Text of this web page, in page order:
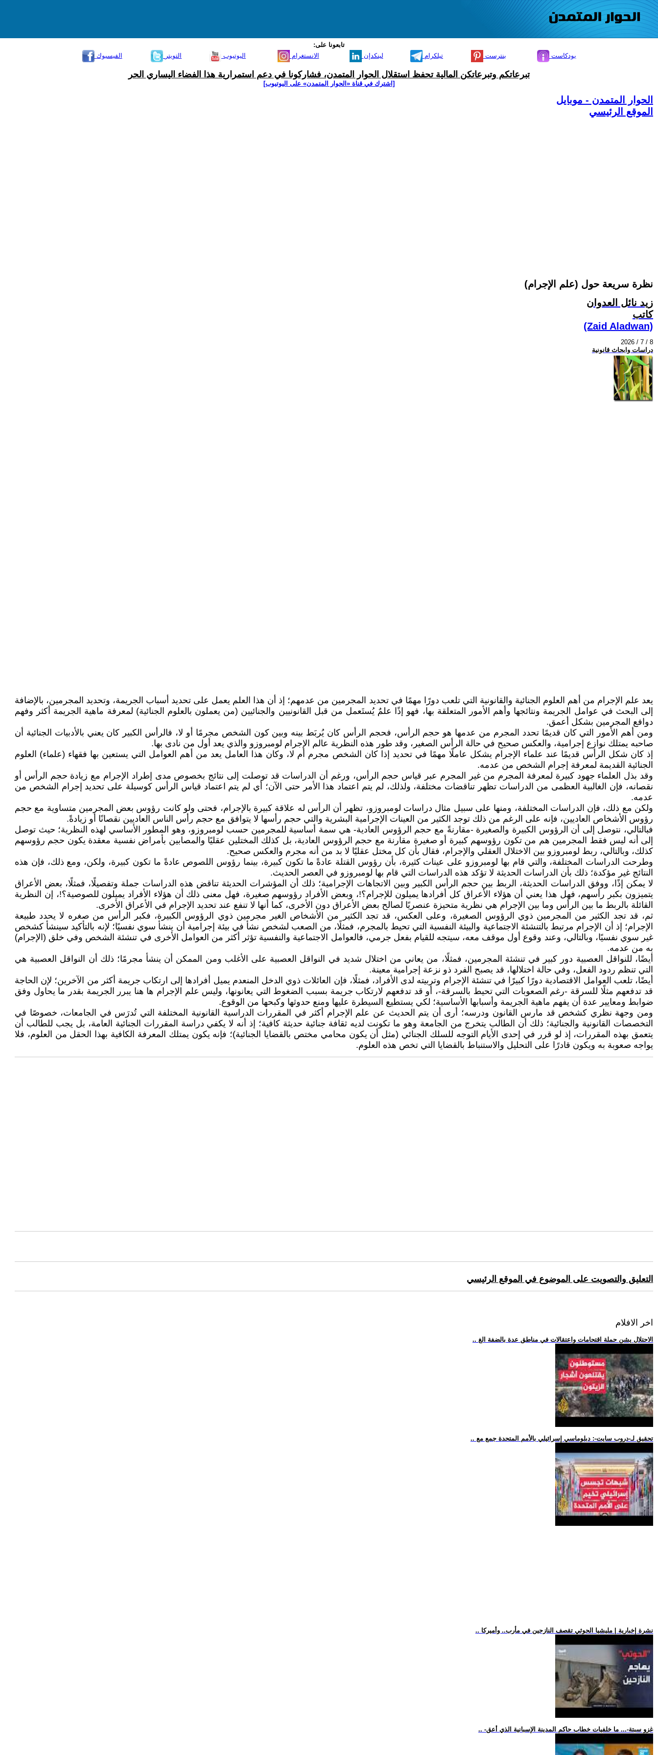
تابعونا على:
الفيسبوك
التويتر اليوتيوب الانستغرام لينكدإن تيلكرام بنترست بودكاست
تبرعاتكم وتبرعاتكن المالية تحفظ استقلال الحوار المتمدن، فشاركونا في دعم استمرارية هذا الفضاء اليساري الحر
[اشترك في قناة ‫«الحوار المتمدن» على اليوتيوب]
الحوار المتمدن - موبايل
الموقع الرئيسي
نظرة سريعة حول (علم الإجرام)
زيد نائل العدوان
كاتب
(Zaid Aladwan)
2026 / 7 / 8
دراسات وابحاث قانونية
يعد علم الإجرام من أهم العلوم الجنائية والقانونية التي تلعب دورًا مهمًا في تحديد المجرمين من عدمهم؛ إذ أن هذا العلم يعمل على تحديد أسباب الجريمة، وتحديد المجرمين، بالإضافة
إلى البحث في عوامل الجريمة ونتائجها وأهم الأمور المتعلقة بها، فهو إذًا علمٌ يُستَعمل من قبل القانونيين والجنائيين (من يعملون بالعلوم الجنائية) لمعرفة ماهية الجريمة أكثر وفهم
دوافع المجرمين بشكل أعمق.
ومن أهم الأمور التي كان قديمًا تحدد المجرم من عدمها هو حجم الرأس، فحجم الرأس كان يُربَط بينه وبين كون الشخص مجرمًا أو لا، فالرأس الكبير كان يعني بالأدبيات الجنائية أن
صاحبه يمتلك نوازع إجرامية، والعكس صحيح في حالة الرأس الصغير، وقد طور هذه النظرية عالم الإجرام لومبروزو والذي يعد أول من نادى بها.
إذ كان شكل الرأس قديمًا عند علماء الإجرام يشكل عاملًا مهمًا في تحديد إذا كان الشخص مجرم أم لا، وكان هذا العامل يعد من أهم العوامل التي يستعين بها فقهاء (علماء) العلوم
الجنائية القديمة لمعرفة إجرام الشخص من عدمه.
وقد بذل العلماء جهود كبيرة لمعرفة المجرم من غير المجرم عبر قياس حجم الرأس، ورغم أن الدراسات قد توصلت إلى نتائج بخصوص مدى إطراد الإجرام مع زيادة حجم الرأس أو
نقصانه، فإن الغالبية العظمى من الدراسات تظهر تناقضات مختلفة، ولذلك، لم يتم اعتماد هذا الأمر حتى الآن؛ أي لم يتم اعتماد قياس الرأس كوسيلة على تحديد إجرام الشخص من
عدمه.
ولكن مع ذلك، فإن الدراسات المختلفة، ومنها على سبيل مثال دراسات لومبروزو، تظهر أن الرأس له علاقة كبيرة بالإجرام، فحتى ولو كانت رؤوس بعض المجرمين متساوية مع حجم
رؤوس الأشخاص العاديين، فإنه على الرغم من ذلك توجد الكثير من العينات الإجرامية البشرية والتي حجم رأسها لا يتوافق مع حجم رأس الناس العاديين نقصانًا أو زيادةً.
فبالتالي، نتوصل إلى أن الرؤوس الكبيرة والصغيرة -مقارنةً مع حجم الرؤوس العادية- هي سمة أساسية للمجرمين حسب لومبروزو، وهو المطور الأساسي لهذه النظرية؛ حيث توصل
إلى أنه ليس فقط المجرمين هم من تكون رؤوسهم كبيرة أو صغيرة مقارنة مع حجم الرؤوس العادية، بل كذلك المختلين عقليًا والمصابين بأمراض نفسية معقدة يكون حجم رؤوسهم
كذلك، وبالتالي، ربط لومبروزو بين الاختلال العقلي والإجرام، فقال بأن كل مختل عقليًا لا بد من أنه مجرم والعكس صحيح.
وطرحت الدراسات المختلفة، والتي قام بها لومبروزو على عينات كثيرة، بأن رؤوس القتلة عادةً ما تكون كبيرة، بينما رؤوس اللصوص عادةً ما تكون كبيرة، ولكن، ومع ذلك، فإن هذه
النتائج غير مؤكدة؛ ذلك بأن الدراسات الحديثة لا تؤكد هذه الدراسات التي قام بها لومبروزو في العصر الحديث.
لا يمكن إذًا، ووفق الدراسات الحديثة، الربط بين حجم الرأس الكبير وبين الاتجاهات الإجرامية؛ ذلك أن المؤشرات الحديثة تناقض هذه الدراسات جملة وتفصيلًا، فمثلًا، بعض الأعراق
يتميزون بكبر رأسهم، فهل هذا يعني أن هؤلاء الأعراق كل أفرادها يميلون للإجرام؟!، وبعض الأفراد رؤوسهم صغيرة، فهل معنى ذلك أن هؤلاء الأفراد يميلون للصوصية؟!، إن النظرية
القائلة بالربط ما بين الرأس وما بين الإجرام هي نظرية متحيزة عنصريًا لصالح بعض الأعراق دون الأخرى، كما أنها لا تنفع عند تحديد الإجرام في الأعراق الأخرى.
ثم، قد تجد الكثير من المجرمين ذوي الرؤوس الصغيرة، وعلى العكس، قد تجد الكثير من الأشخاص الغير مجرمين ذوي الرؤوس الكبيرة، فكبر الرأس من صغره لا يحدد طبيعة
الإجرام؛ إذ أن الإجرام مرتبط بالتنشئة الاجتماعية والبيئة النفسية التي تحيط بالمجرم، فمثلًا، من الصعب لشخص نشأ في بيئة إجرامية أن ينشأ سوي نفسيًا؛ لإنه بالتأكيد سينشأ كشخص
غير سوي نفسيًا، وبالتالي، وعند وقوع أول موقف معه، سيتجه للقيام بفعل جرمي، فالعوامل الاجتماعية والنفسية تؤثر أكثر من العوامل الأخرى في تنشئة الشخص وفي خلق (الإجرام)
به من عدمه.
أيضًا، للنواقل العصبية دور كبير في تنشئة المجرمين، فمثلًا، من يعاني من اختلال شديد في النواقل العصبية على الأغلب ومن الممكن أن ينشأ مجرمًا؛ ذلك أن النواقل العصبية هي
التي تنظم ردود الفعل، وفي حالة اختلالها، قد يصبح الفرد ذو نزعة إجرامية معينة.
أيضًا، تلعب العوامل الاقتصادية دورًا كبيرًا في تنشئة الإجرام وتربيته لدى الأفراد، فمثلًا، فإن العائلات ذوي الدخل المنعدم يميل أفرادها إلى ارتكاب جريمة أكثر من الآخرين؛ لإن الحاجة
قد تدفعهم مثلًا للسرقة -رغم الصعوبات التي تحيط بالسرقة-، أو قد تدفعهم لارتكاب جريمة بسبب الضغوط التي يعانونها، وليس علم الإجرام ها هنا يبرر الجريمة بقدر ما يحاول وفق
ضوابط ومعايير عدة أن يفهم ماهية الجريمة وأسبابها الأساسية؛ لكي يستطيع السيطرة عليها ومنع حدوثها وكبحها من الوقوع.
ومن وجهة نظري كشخص قد مارس القانون ودرسه؛ أرى أن يتم الحديث عن علم الإجرام أكثر في المقررات الدراسية القانونية المختلفة التي تُدرَس في الجامعات، خصوصًا في
التخصصات القانونية والجنائية؛ ذلك أن الطالب يتخرج من الجامعة وهو ما تكونت لديه ثقافة جنائية حديثة كافية؛ إذ أنه لا يكفي دراسة المقررات الجنائية العامة، بل يجب للطالب أن
يتعمق بهذه المقررات، إذ لو قرر في إحدى الأيام التوجه للسلك الجنائي (مثل أن يكون محامي مختص بالقضايا الجنائية)؛ فإنه يكون يمتلك المعرفة الكافية بهذا الحقل من العلوم، فلا
يواجه صعوبة به ويكون قادرًا على التحليل والاستنباط بالقضايا التي تخص هذه العلوم.
التعليق والتصويت على الموضوع في الموقع الرئيسي
اخر الافلام
.. الاحتلال يشن حملة اقتحامات واعتقالات في مناطق عدة بالضفة الغ
.. تحقيق لـ-دروب سايت-: دبلوماسي إسرائيلي بالأمم المتحدة جمع مع
.. نشرة إخبارية | مليشيا الحوثي تقصف النازحين في مأرب.. وأميركا
.. -غزو سبتة-... ما خلفيات خطاب حاكم المدينة الإسبانية الذي أعق